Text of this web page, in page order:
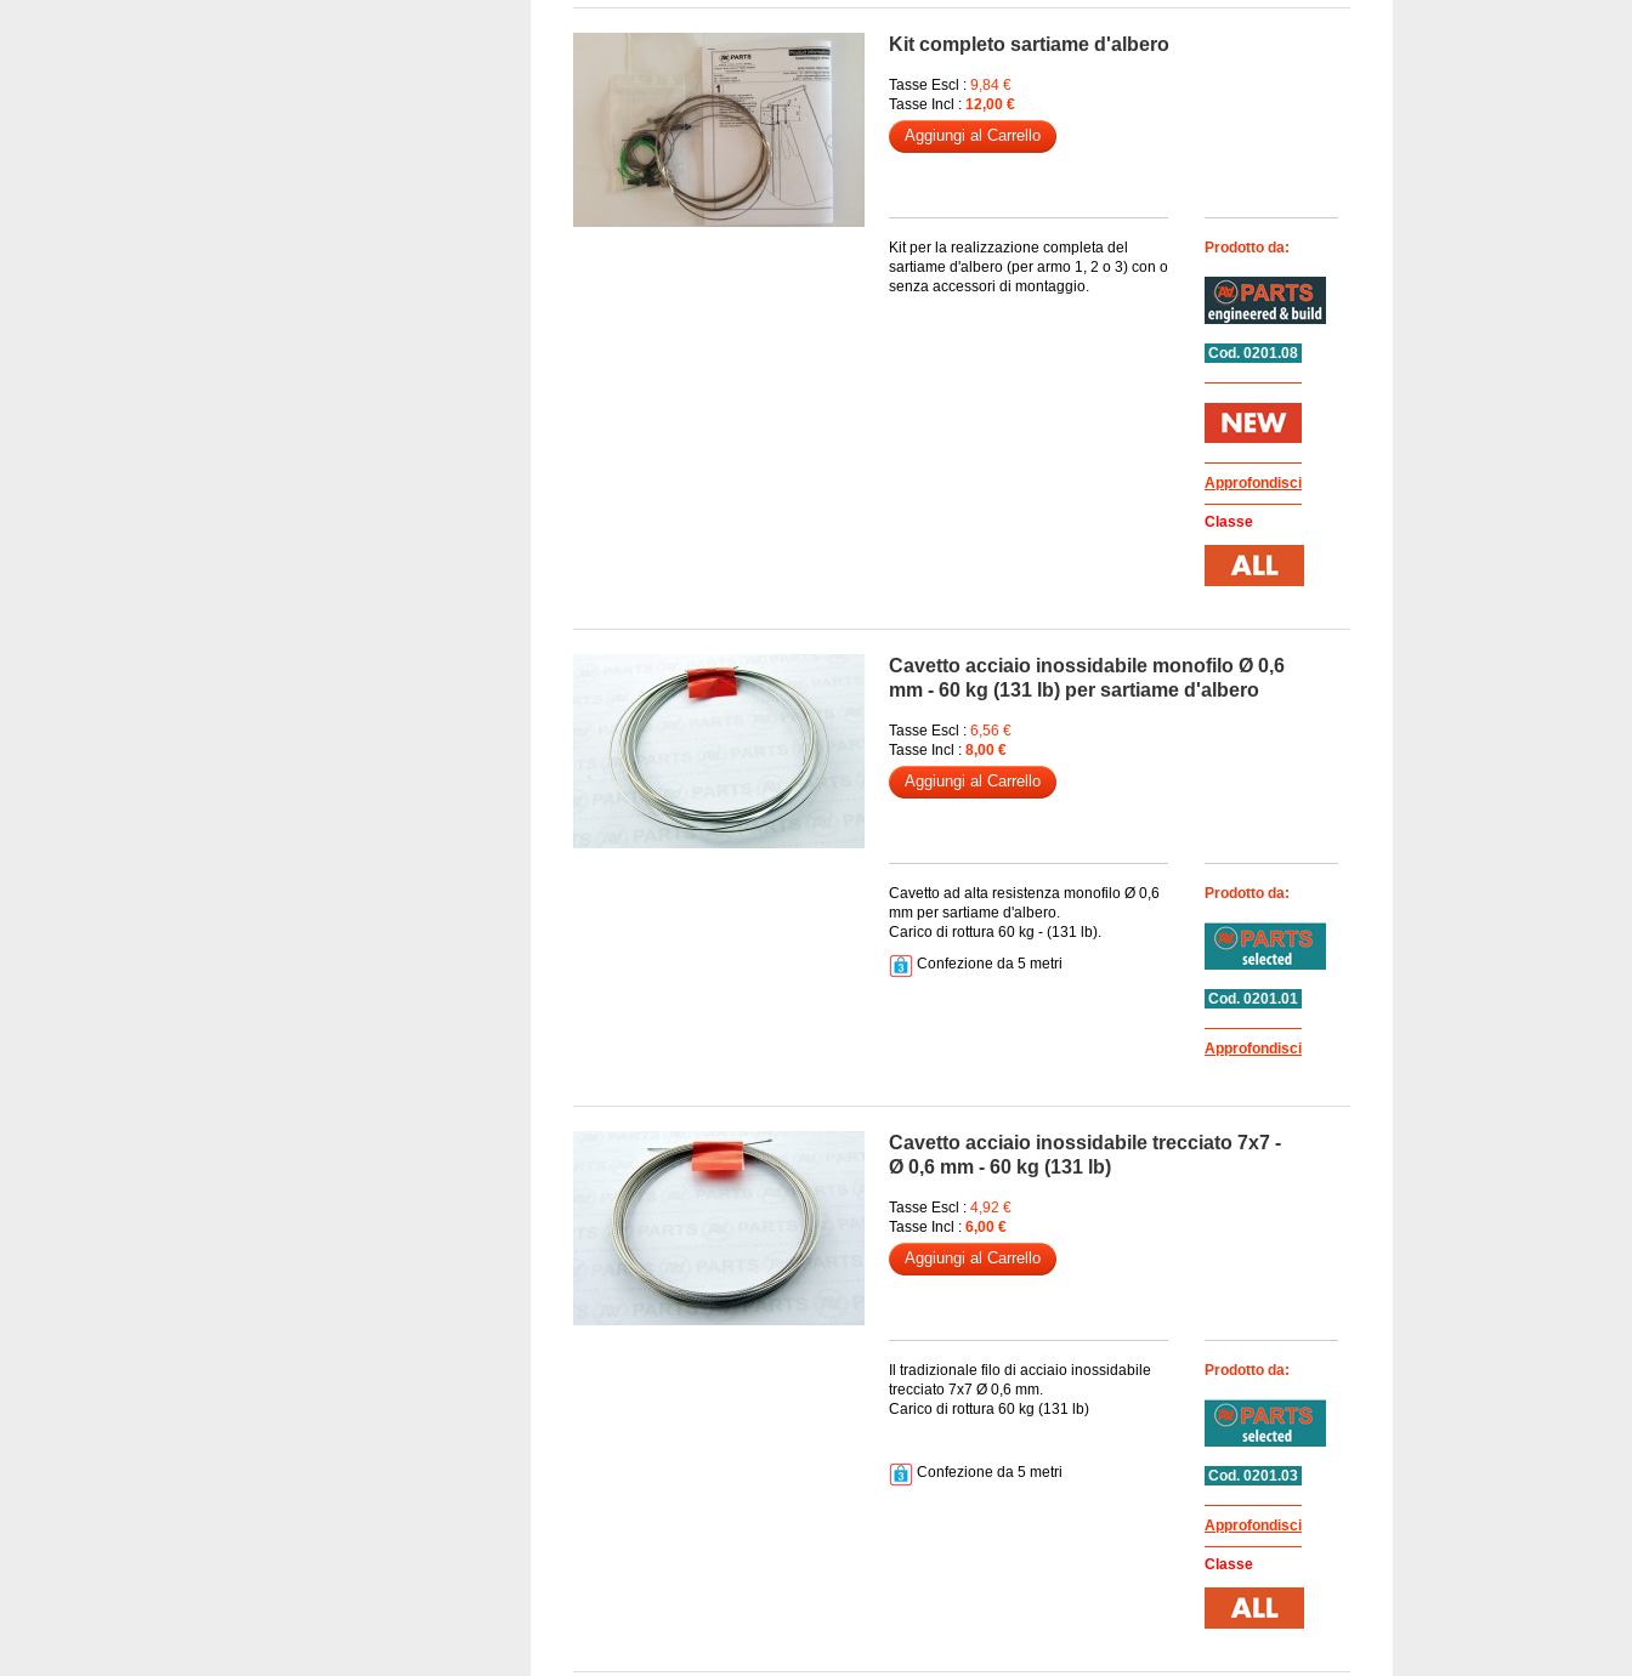
Kit completo sartiame d'albero
Tasse Escl : 9,84 €
Tasse Incl : 12,00 €
Aggiungi al Carrello
Kit per la realizzazione completa del
sartiame d'albero (per armo 1, 2 o 3) con o
senza accessori di montaggio.
Prodotto da:
Cod. 0201.08
Approfondisci
Classe
Cavetto acciaio inossidabile monofilo Ø 0,6
mm - 60 kg (131 lb) per sartiame d'albero
Tasse Escl : 6,56 €
Tasse Incl : 8,00 €
Aggiungi al Carrello
Cavetto ad alta resistenza monofilo Ø 0,6
mm per sartiame d'albero.
Carico di rottura 60 kg - (131 lb).
Confezione da 5 metri
Prodotto da:
Cod. 0201.01
Approfondisci
Cavetto acciaio inossidabile trecciato 7x7 -
Ø 0,6 mm - 60 kg (131 lb)
Tasse Escl : 4,92 €
Tasse Incl : 6,00 €
Aggiungi al Carrello
Il tradizionale filo di acciaio inossidabile
trecciato 7x7 Ø 0,6 mm.
Carico di rottura 60 kg (131 lb)
Confezione da 5 metri
Prodotto da:
Cod. 0201.03
Approfondisci
Classe